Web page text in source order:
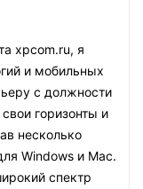
xpcom.ru, я
и мобильных
с должности
горизонты и
несколько
Windows и Mac.
спектр